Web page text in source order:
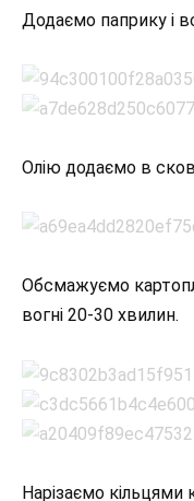
Додаємо паприку і
Олію додаємо в
Обсмажуємо
вогні 20-30 хвилин.
Нарізаємо